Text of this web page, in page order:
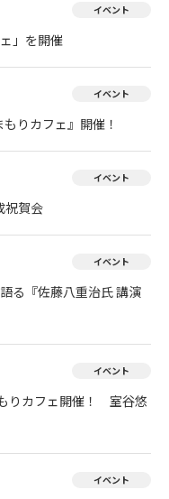
イベント
」を開催
イベント
りカフェ』開催！
イベント
祝賀会
イベント
る『佐藤八重治氏 講演
イベント
りカフェ開催！ 室谷悠
イベント